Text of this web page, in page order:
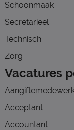
Schoonmaak
Secretarieel
Technisch
Zorg
Vacatures
Acceptant
Accountant